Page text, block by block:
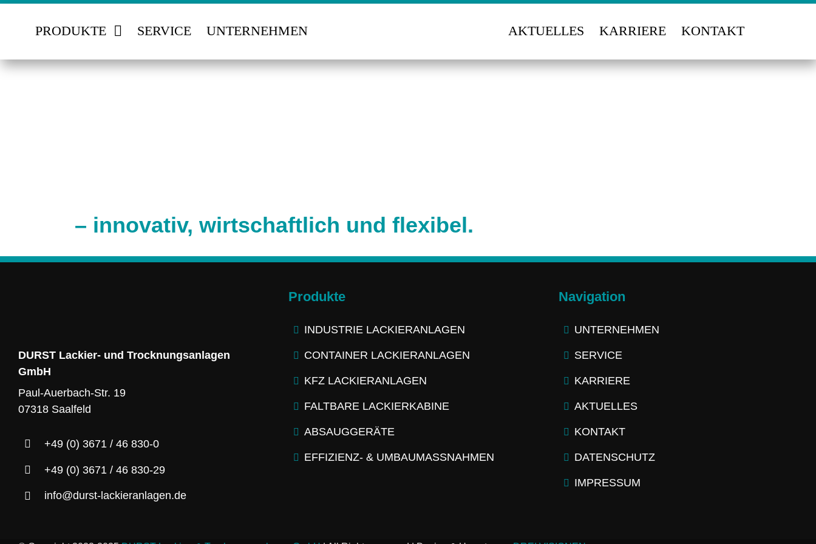
Zum
PRODUKTE SERVICE UNTERNEHMEN AKTUELLES KARRIERE KONTAKT
– innovativ, wirtschaftlich und flexibel.
DURST Lackier- und Trocknungsanlagen
GmbH
Paul-Auerbach-Str. 19
07318 Saalfeld
+49 (0) 3671 / 46 830-0
+49 (0) 3671 / 46 830-29
info@durst-lackieranlagen.de
Produkte
INDUSTRIE LACKIERANLAGEN
CONTAINER LACKIERANLAGEN
KFZ LACKIERANLAGEN
FALTBARE LACKIERKABINE
ABSAUGGERÄTE
EFFIZIENZ- & UMBAUMASSNAHMEN
Navigation
UNTERNEHMEN
SERVICE
KARRIERE
AKTUELLES
KONTAKT
DATENSCHUTZ
IMPRESSUM